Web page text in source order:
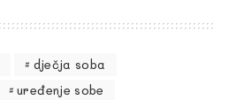
dječja soba
uređenje sobe